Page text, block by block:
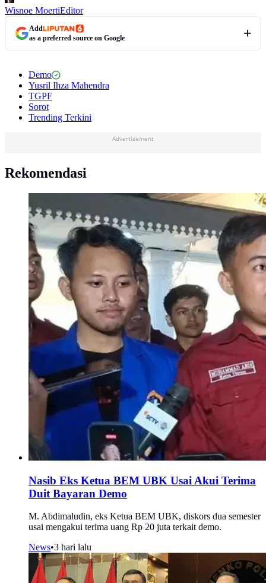
Wisnoe MoertiEditor
Add
as a preferred source on Google
Demo
Yusril Ihza Mahendra
TGPF
Sorot
Trending Terkini
Advertisement
Rekomendasi
Nasib Eks Ketua BEM UBK Usai Akui Terima
Duit Bayaran Demo
M. Abdimaludin, eks Ketua BEM UBK, diskors dua semester
usai mengakui terima uang Rp 20 juta terkait demo.
News•3 hari lalu